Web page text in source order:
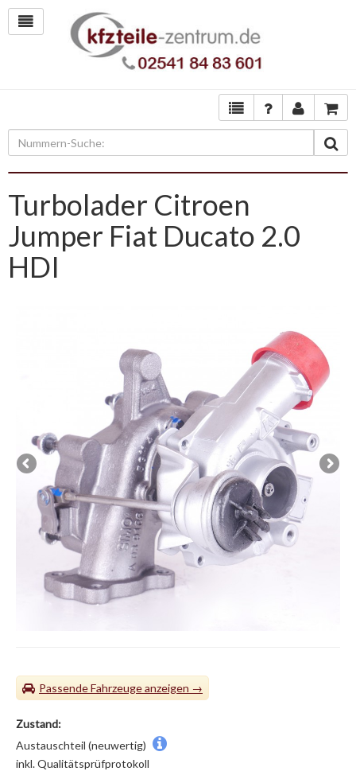
Turbolader Citroen
Jumper Fiat Ducato 2.0
HDI
Passende Fahrzeuge
Zustand:
Austauschteil (neuwertig)
inkl. Qualitätsprüfprotokoll